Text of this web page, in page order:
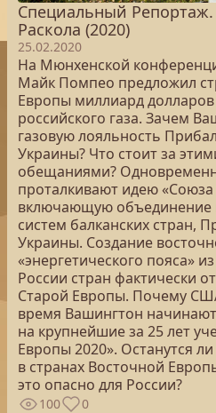
Специальный
Раскола (2020)
25.02.2020
На Мюнхенской
Майк Помпео предложил
Европы миллиард долларов
российского газа. Зачем
газовую лояльность
Украины? Что стоит за
обещаниями?
проталкивают идею
включающую объединение
систем балканских стран,
Украины. Создание
«энергетического пояса»
России стран фактически
Старой Европы. Почему
время Вашингтон
на крупнейшие за 25 лет
Европы 2020». Останутся
в странах Восточной
это опасно для России?
100 0